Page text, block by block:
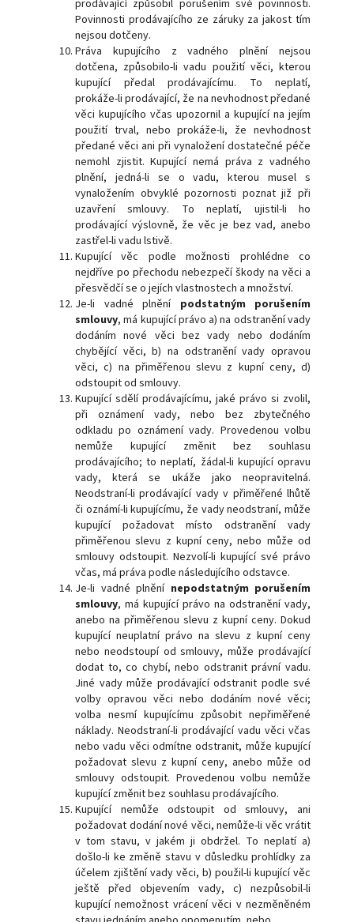
prodávající způsobil porušením své povinnosti.
Povinnosti prodávajícího ze záruky za jakost tím
nejsou dotčeny.
Práva kupujícího z vadného plnění nejsou
dotčena, způsobilo-li vadu použití věci, kterou
kupující předal prodávajícímu. To neplatí,
prokáže-li prodávající, že na nevhodnost předané
věci kupujícího včas upozornil a kupující na jejím
použití trval, nebo prokáže-li, že nevhodnost
předané věci ani při vynaložení dostatečné péče
nemohl zjistit. Kupující nemá práva z vadného
plnění, jedná-li se o vadu, kterou musel s
vynaložením obvyklé pozornosti poznat již při
uzavření smlouvy. To neplatí, ujistil-li ho
prodávající výslovně, že věc je bez vad, anebo
zastřel-li vadu lstivě.
Kupující věc podle možnosti prohlédne co
nejdříve po přechodu nebezpečí škody na věci a
přesvědčí se o jejích vlastnostech a množství.
Je-li vadné plnění podstatným porušením
smlouvy, má kupující právo a) na odstranění vady
dodáním nové věci bez vady nebo dodáním
chybějící věci, b) na odstranění vady opravou
věci, c) na přiměřenou slevu z kupní ceny, d)
odstoupit od smlouvy.
Kupující sdělí prodávajícímu, jaké právo si zvolil,
při oznámení vady, nebo bez zbytečného
odkladu po oznámení vady. Provedenou volbu
nemůže kupující změnit bez souhlasu
prodávajícího; to neplatí, žádal-li kupující opravu
vady, která se ukáže jako neopravitelná.
Neodstraní-li prodávající vady v přiměřené lhůtě
či oznámí-li kupujícímu, že vady neodstraní, může
kupující požadovat místo odstranění vady
přiměřenou slevu z kupní ceny, nebo může od
smlouvy odstoupit. Nezvolí-li kupující své právo
včas, má práva podle následujícího odstavce.
Je-li vadné plnění nepodstatným porušením
smlouvy, má kupující právo na odstranění vady,
anebo na přiměřenou slevu z kupní ceny. Dokud
kupující neuplatní právo na slevu z kupní ceny
nebo neodstoupí od smlouvy, může prodávající
dodat to, co chybí, nebo odstranit právní vadu.
Jiné vady může prodávající odstranit podle své
volby opravou věci nebo dodáním nové věci;
volba nesmí kupujícímu způsobit nepřiměřené
náklady. Neodstraní-li prodávající vadu věci včas
nebo vadu věci odmítne odstranit, může kupující
požadovat slevu z kupní ceny, anebo může od
smlouvy odstoupit. Provedenou volbu nemůže
kupující změnit bez souhlasu prodávajícího.
Kupující nemůže odstoupit od smlouvy, ani
požadovat dodání nové věci, nemůže-li věc vrátit
v tom stavu, v jakém ji obdržel. To neplatí a)
došlo-li ke změně stavu v důsledku prohlídky za
účelem zjištění vady věci, b) použil-li kupující věc
ještě před objevením vady, c) nezpůsobil-li
kupující nemožnost vrácení věci v nezměněném